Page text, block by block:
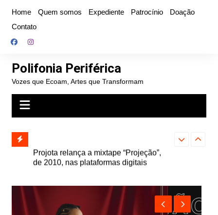
conteúdo
Home Quem somos Expediente Patrocínio
Doação
Contato
Polifonia Periférica
Vozes que Ecoam, Artes que Transformam
e abre
autoral,
Farofa